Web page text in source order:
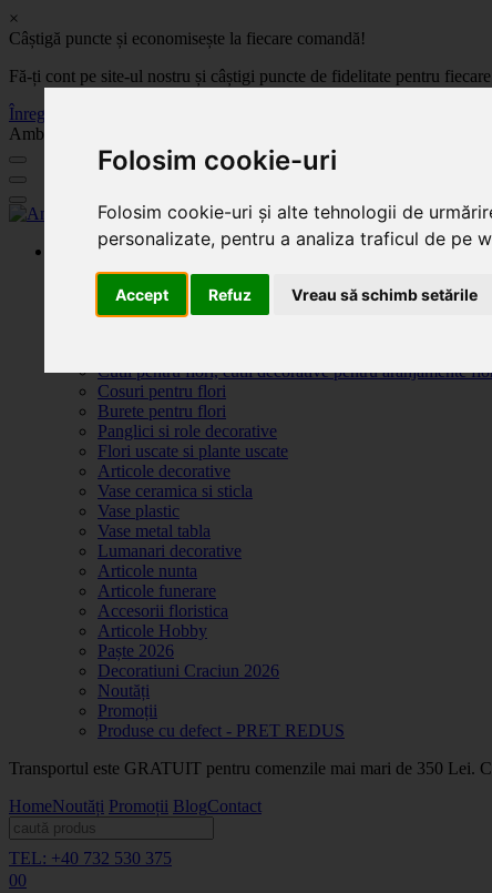
Folosim cookie-uri
Folosim cookie-uri și alte tehnologii de
personalizate, pentru a analiza traficul de pe
Accept Refuz Vreau să schimb setările
×
Câștigă puncte și economisește la fiecare comandă!
Fă-ți cont pe site-ul nostru și câștigi puncte de fidelitate pentru
Înregistrează-te acum
Ambalaje, decoratiuni si accesorii pentru flori. Produse de calitate la
Produse
Plante artificiale la ghiveci
Ambalaje pentru flori
Flori de săpun
Cutii pentru flori, cutii decorative pentru aranjamente
Cosuri pentru flori
Burete pentru flori
Panglici si role decorative
Flori uscate si plante uscate
Articole decorative
Vase ceramica si sticla
Vase plastic
Vase metal tabla
Lumanari decorative
Articole nunta
Articole funerare
Accesorii floristica
Articole Hobby
Paște 2026
Decoratiuni Craciun 2026
Noutăți
Promoții
Produse cu defect - PRET REDUS
Transportul este GRATUIT pentru comenzile mai mari de 350 Lei.
HomeNoutăți Promoții BlogContact
TEL: +40 732 530 375
00